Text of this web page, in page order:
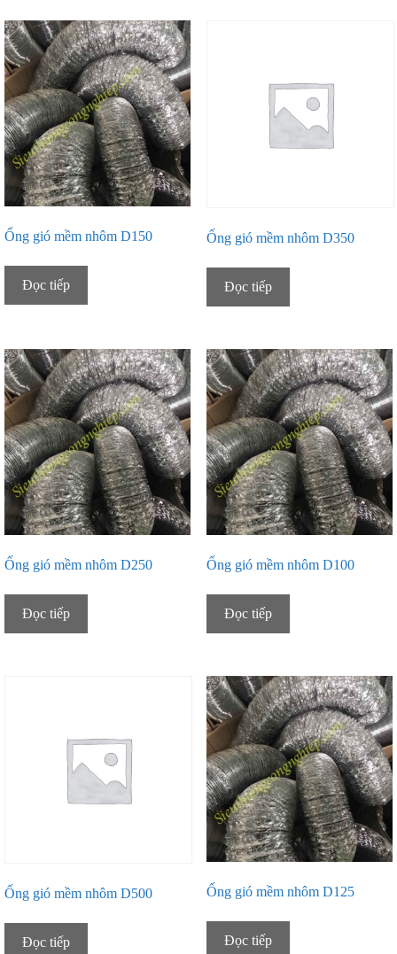
Ống gió mềm nhôm D150
Đọc tiếp
Ống gió mềm nhôm D350
Đọc tiếp
Ống gió mềm nhôm D250
Đọc tiếp
Ống gió mềm nhôm D100
Đọc tiếp
Ống gió mềm nhôm D500
Đọc tiếp
Ống gió mềm nhôm D125
Đọc tiếp